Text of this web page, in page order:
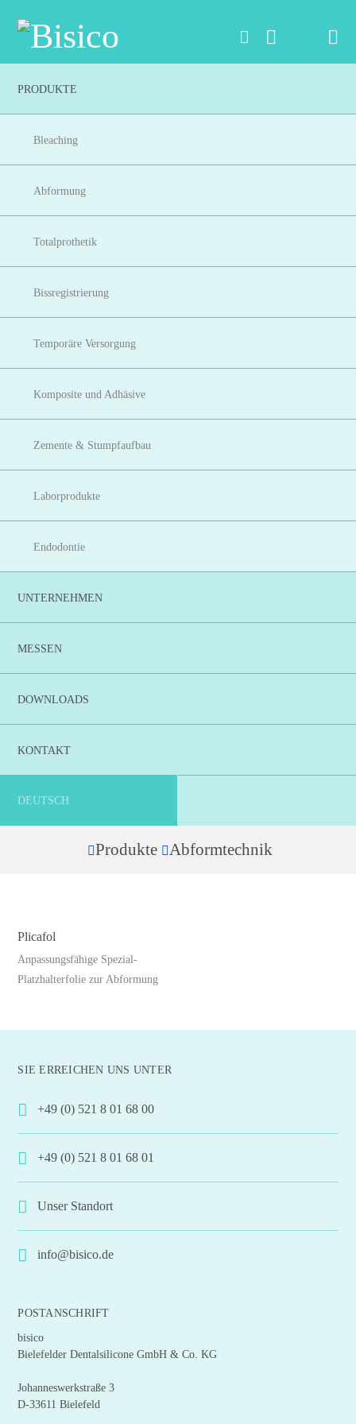
PRODUKTE
Bleaching
Abformung
Totalprothetik
Bissregistrierung
Temporäre Versorgung
Komposite und Adhäsive
Zemente & Stumpfaufbau
Laborprodukte
Endodontie
UNTERNEHMEN
MESSEN
DOWNLOADS
KONTAKT
DEUTSCH
Produkte Abformtechnik
Plicafol
Anpassungsfähige Spezial-
Platzhalterfolie zur Abformung
SIE ERREICHEN UNS UNTER
+49 (0) 521 8 01 68 00
+49 (0) 521 8 01 68 01
Unser Standort
info@bisico.de
POSTANSCHRIFT
bisico
Bielefelder Dentalsilicone GmbH & Co. KG
Johanneswerkstraße 3
D-33611 Bielefeld